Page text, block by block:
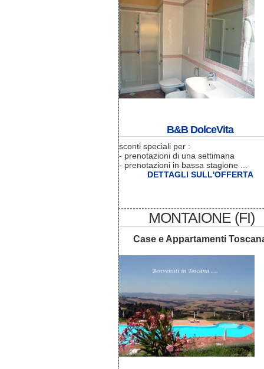
B&B DolceVita
sconti speciali per :
- prenotazioni di una settimana
- prenotazioni in bassa stagione ...
DETTAGLI SULL'OFFERTA
MONTAIONE (FI)
Case e Appartamenti